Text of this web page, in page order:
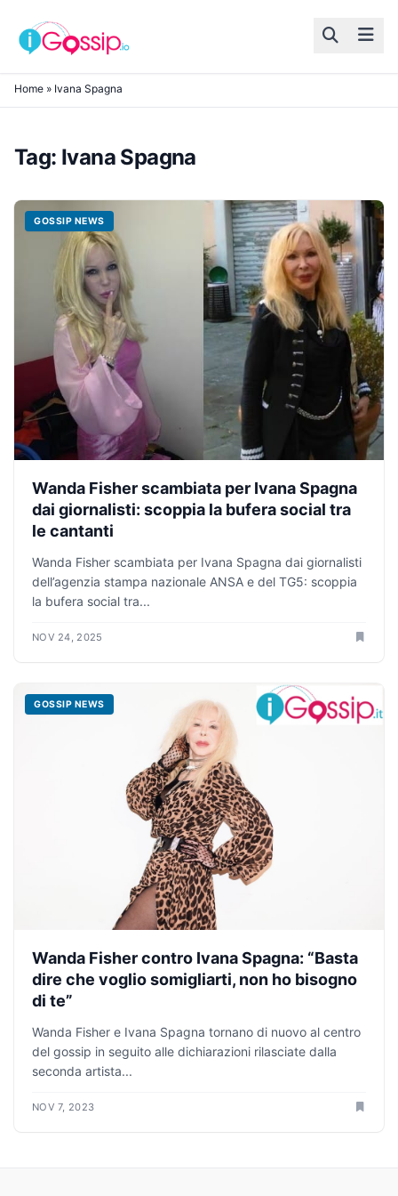
Skip to content
Home » Ivana Spagna
Tag: Ivana Spagna
GOSSIP NEWS
Wanda Fisher scambiata per Ivana Spagna
dai giornalisti: scoppia la bufera social tra
le cantanti
Wanda Fisher scambiata per Ivana Spagna dai giornalisti
dell’agenzia stampa nazionale ANSA e del TG5: scoppia
la bufera social tra...
NOV 24, 2025
GOSSIP NEWS
Wanda Fisher contro Ivana Spagna: “Basta
dire che voglio somigliarti, non ho bisogno
di te”
Wanda Fisher e Ivana Spagna tornano di nuovo al centro
del gossip in seguito alle dichiarazioni rilasciate dalla
seconda artista...
NOV 7, 2023